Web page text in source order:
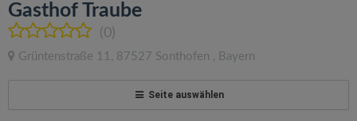
Gasthof Traube
(0)
Grüntenstraße 11 , 87527 Sonthofen , Bayern
Seite auswählen
l
e